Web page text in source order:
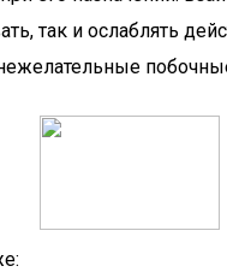
так и ослаблять